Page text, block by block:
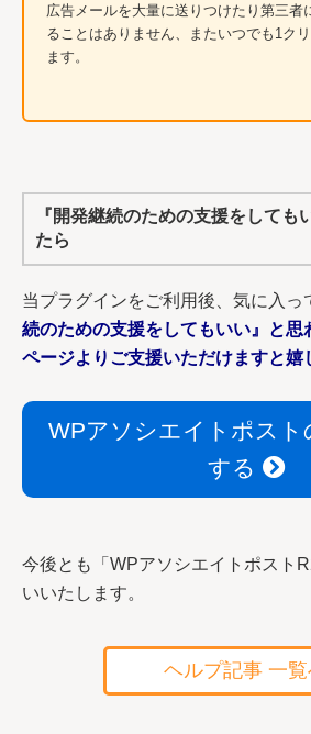
広告メールを大量に送りつけたり第三者
ることはありません、またいつでも1ク
ます。
『開発継続のための支援をしても
たら
当プラグインをご利用後、気に入っ
続のための支援をしてもいい』と思
ページよりご支援いただけますと嬉
WPアソシエイトポスト
する
今後とも「WPアソシエイトポスト
いいたします。
ヘルプ記事 一